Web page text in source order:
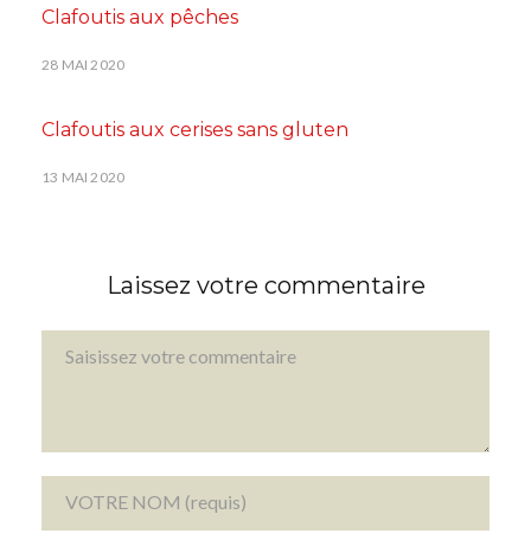
Clafoutis aux pêches
28 MAI 2020
Clafoutis aux cerises sans gluten
13 MAI 2020
Laissez votre commentaire